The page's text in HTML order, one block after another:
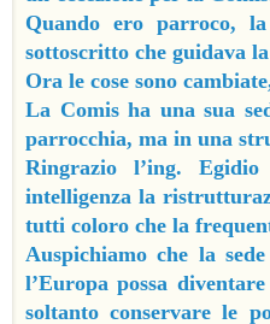
Quando ero parroco,
sottoscritto che guidava
Ora le cose sono
La Comis ha una sua
parrocchia, ma in una
Ringrazio l’ing.
intelligenza la
tutti coloro che la
Auspichiamo che la
l’Europa possa
soltanto conservare le